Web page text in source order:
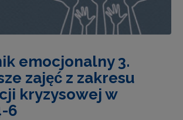
emocjonalny 3.
zajęć z zakresu
kryzysowej w
6